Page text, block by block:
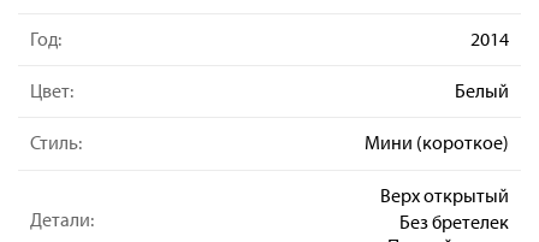
Год: 2014
Цвет: Белый
Стиль: Мини (короткое)
Детали:
Верх открытый
Без бретелек